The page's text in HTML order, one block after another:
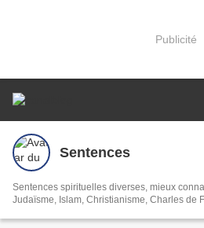
Publicité
Sentences
Sentences spirituelles diverses, mieux
Judaïsme, Islam, Christianisme, Charles de